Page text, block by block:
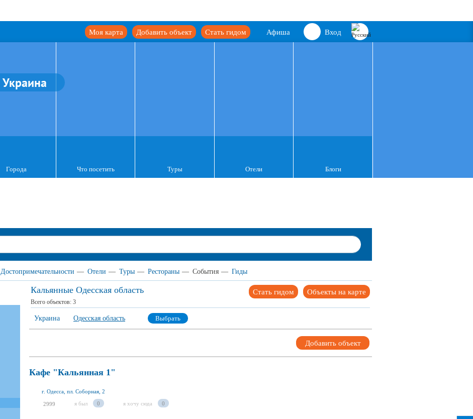
Вход
Афиша
Стать гидом
Добавить объект
Моя карта
Украина
Города Что посетить Туры Отели Блоги
Достопримечательности — Отели — Туры — Рестораны — События — Гиды
Кальянные Одесская область Объекты на карте
Стать гидом
Всего объектов: 3
Украина Одесская область Выбрать
Добавить объект
Кафе "Кальянная 1"
г. Одесса, пл. Соборная, 2
2999 я был 0 я хочу сюда 0